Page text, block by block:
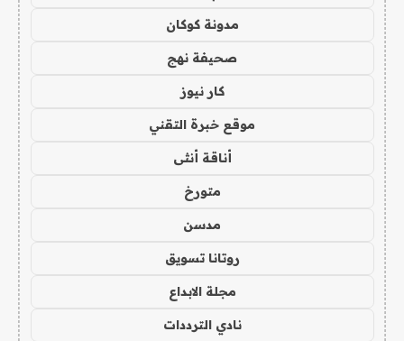
مدونة كوكان
صحيفة نهج
كار نيوز
موقع خبرة التقني
أناقة أنثى
متورخ
مدسن
روتانا تسويق
مجلة الابداع
نادي الترددات